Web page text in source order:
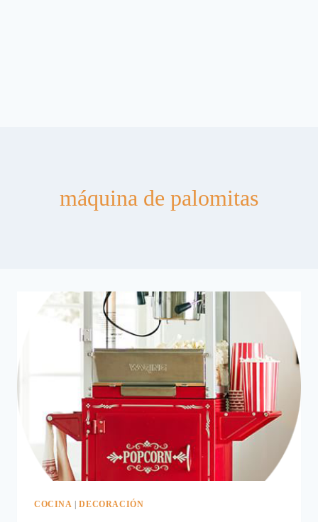
máquina de palomitas
COCINA |DECORACIÓN